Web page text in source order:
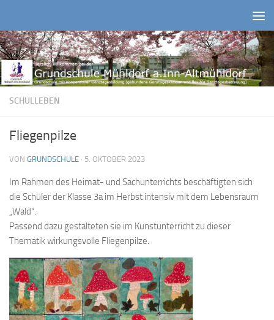
SCHULLEBEN
Fliegenpilze
VON GRUNDSCHULE · 5. OKTOBER 2023
Im Rahmen des Heimat- und Sachunterrichts beschäftigten sich
die Schüler der Klasse 3a im Herbst intensiv mit dem Lebensraum
„Wald“.
Passend dazu gestalteten sie im Kunstunterricht zu dieser
Thematik wirkungsvolle Fliegenpilze.